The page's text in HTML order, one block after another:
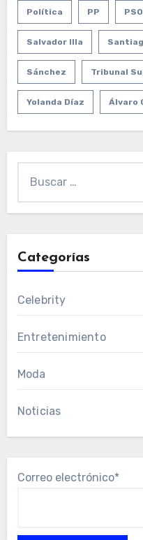
Política PP
Salvador Illa
Sánchez Tribunal
Yolanda Díaz Álvaro
Categorías
Celebrity
Entretenimiento
Moda
Noticias
Correo electrónico*